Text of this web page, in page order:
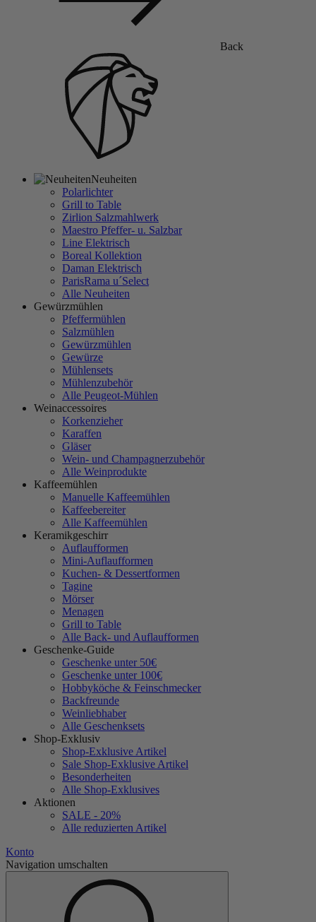
Back
Neuheiten
Polarlichter
Grill to Table
Zirlion Salzmahlwerk
Maestro Pfeffer- u. Salzbar
Line Elektrisch
Boreal Kollektion
Daman Elektrisch
ParisRama u´Select
Alle Neuheiten
Gewürzmühlen
Pfeffermühlen
Salzmühlen
Gewürzmühlen
Gewürze
Mühlensets
Mühlenzubehör
Alle Peugeot-Mühlen
Weinaccessoires
Korkenzieher
Karaffen
Gläser
Wein- und Champagnerzubehör
Alle Weinprodukte
Kaffeemühlen
Manuelle Kaffeemühlen
Kaffeebereiter
Alle Kaffeemühlen
Keramikgeschirr
Auflaufformen
Mini-Auflaufformen
Kuchen- & Dessertformen
Tagine
Mörser
Menagen
Grill to Table
Alle Back- und Auflaufformen
Geschenke-Guide
Geschenke unter 50€
Geschenke unter 100€
Hobbyköche & Feinschmecker
Backfreunde
Weinliebhaber
Alle Geschenksets
Shop-Exklusiv
Shop-Exklusive Artikel
Sale Shop-Exklusive Artikel
Besonderheiten
Alle Shop-Exklusives
Aktionen
SALE - 20%
Alle reduzierten Artikel
Konto
Navigation umschalten